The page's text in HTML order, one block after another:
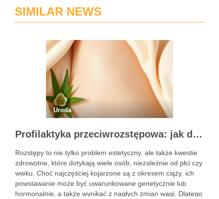
SIMILAR NEWS
Uroda
Profilaktyka przeciwrozstępowa: jak dbać o skórę skutecznie?
Rozstępy to nie tylko problem estetyczny, ale także kwestie
zdrowotne, które dotykają wiele osób, niezależnie od płci czy
wieku. Choć najczęściej kojarzone są z okresem ciąży, ich
powstawanie może być uwarunkowane genetycznie lub
hormonalnie, a także wynikać z nagłych zmian wagi. Dlatego